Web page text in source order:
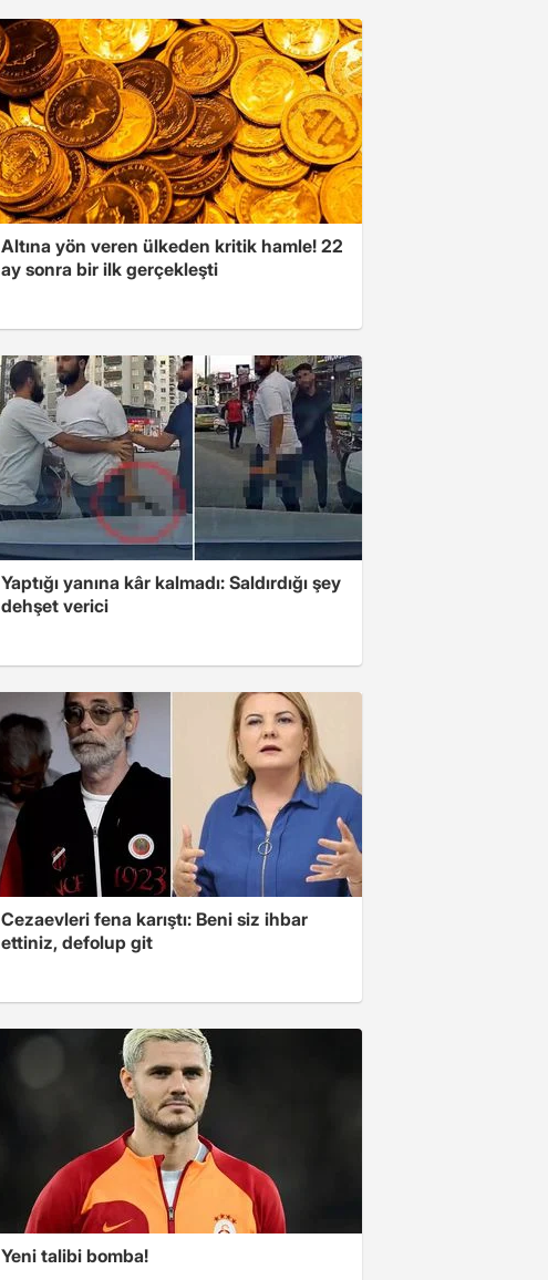
Altına yön veren ülkeden kritik hamle! 22
ay sonra bir ilk gerçekleşti
Yaptığı yanına kâr kalmadı: Saldırdığı şey
dehşet verici
Cezaevleri fena karıştı: Beni siz ihbar
ettiniz, defolup git
Yeni talibi bomba!